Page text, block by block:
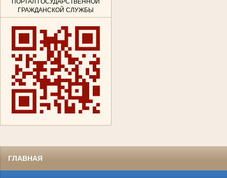
ГРАЖДАНСКОЙ СЛУЖБЫ
ГЛАВНАЯ